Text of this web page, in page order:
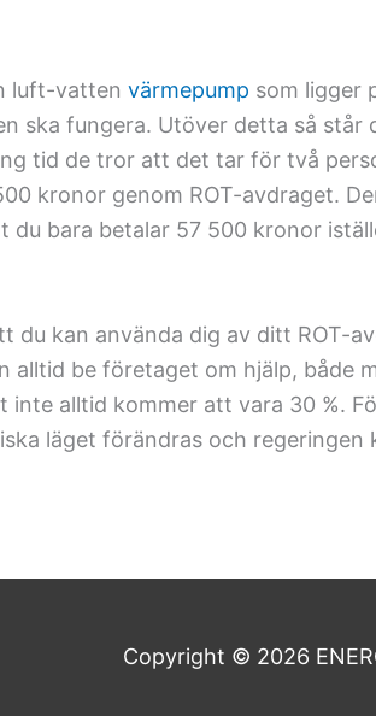
luft-vatten värmepump som ligger
ska fungera. Utöver detta så
tid de tror att det tar för två
kronor genom ROT-avdraget.
du bara betalar 57 500 kronor
du kan använda dig av ditt ROT-
alltid be företaget om hjälp,
alltid kommer att vara 30 %.
läget förändras och
Copyright © 2026